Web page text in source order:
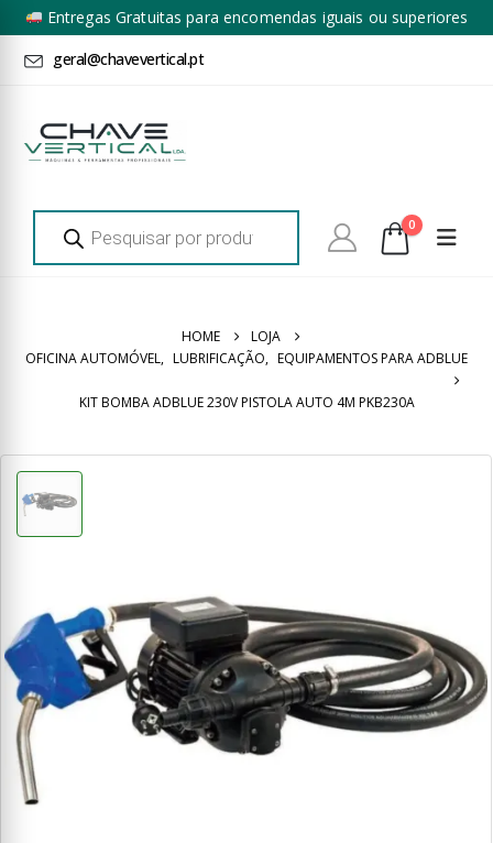
Entregas Gratuitas para encomendas iguais ou superiores
a 100€ + IVA*
geral@chavevertical.pt
Products
search 0
HOME
LOJA
OFICINA AUTOMÓVEL, LUBRIFICAÇÃO, EQUIPAMENTOS PARA ADBLUE
KIT BOMBA ADBLUE 230V PISTOLA AUTO 4M PKB230A